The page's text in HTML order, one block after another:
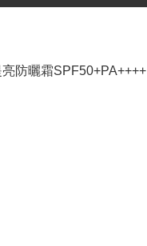
防曬霜SPF50+PA++++